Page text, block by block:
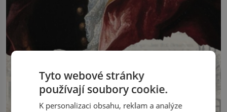
Tyto webové stránky
používají soubory cookie.
K personalizaci obsahu, reklam a analýze